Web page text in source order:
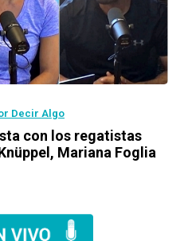
Decir Algo
con los regatistas
Mariana Foglia